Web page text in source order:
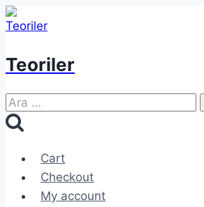
Skip
to
Teoriler
Arama:
Cart
Checkout
My account